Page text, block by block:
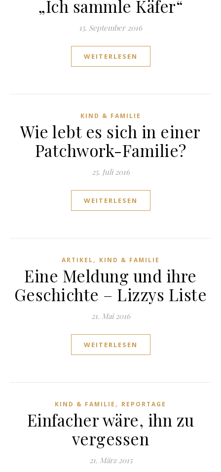
„Ich sammle Käfer“
15. September 2016
WEITERLESEN
KIND & FAMILIE
Wie lebt es sich in einer
Patchwork-Familie?
25. Juli 2016
WEITERLESEN
ARTIKEL, KIND & FAMILIE
Eine Meldung und ihre
Geschichte – Lizzys Liste
21. Mai 2016
WEITERLESEN
KIND & FAMILIE , REPORTAGE
Einfacher wäre, ihn zu
vergessen
21. März 2015